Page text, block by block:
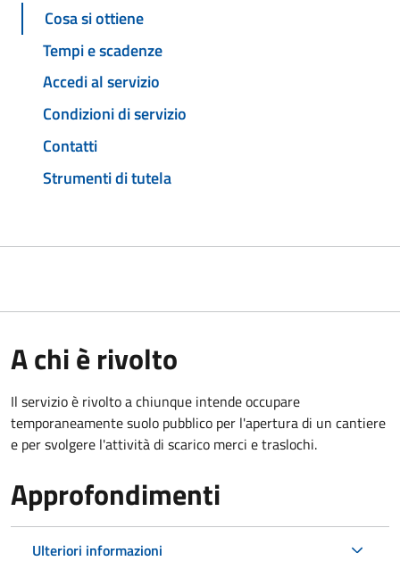
Cosa si ottiene
Tempi e scadenze
Accedi al servizio
Condizioni di servizio
Contatti
Strumenti di tutela
A chi è rivolto
Il servizio è rivolto a chiunque intende occupare
temporaneamente suolo pubblico per l'apertura di un cantiere
e per svolgere l'attività di scarico merci e traslochi.
Approfondimenti
Ulteriori informazioni